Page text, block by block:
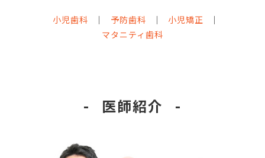
小児歯科 予防歯科
小児矯正
マタニティ歯科
医師紹介